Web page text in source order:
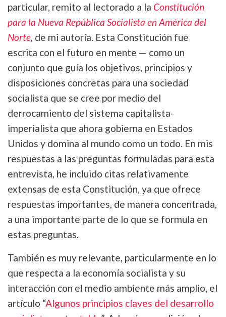
particular, remito al lectorado a la Constitución
para la Nueva República Socialista en América del
Norte, de mi autoría. Esta Constitución fue
escrita con el futuro en mente — como un
conjunto que guía los objetivos, principios y
disposiciones concretas para una sociedad
socialista que se cree por medio del
derrocamiento del sistema capitalista-
imperialista que ahora gobierna en Estados
Unidos y domina al mundo como un todo. En mis
respuestas a las preguntas formuladas para esta
entrevista, he incluido citas relativamente
extensas de esta Constitución, ya que ofrece
respuestas importantes, de manera concentrada,
a una importante parte de lo que se formula en
estas preguntas.
También es muy relevante, particularmente en lo
que respecta a la economía socialista y su
interacción con el medio ambiente más amplio, el
artículo “Algunos principios claves del desarrollo